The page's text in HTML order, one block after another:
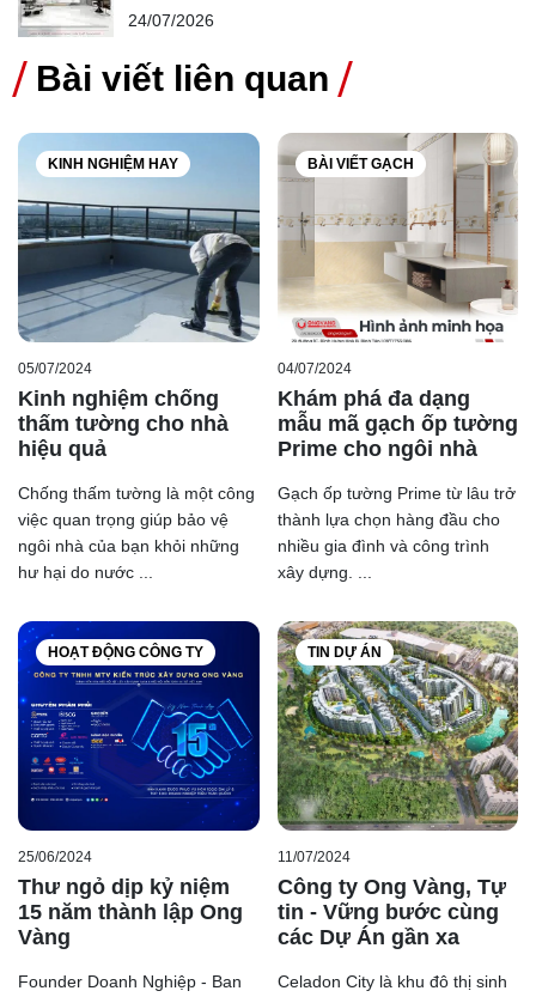
ngay Hotline Ong Vàng 0971 753 086 để được giải đáp
24/07/2026
Bài viết liên quan
KINH NGHIỆM HAY
05/07/2024
Kinh nghiệm chống
thấm tường cho nhà
hiệu quả
Chống thấm tường là một công
việc quan trọng giúp bảo vệ
ngôi nhà của bạn khỏi những
hư hại do nước ...
BÀI VIẾT GẠCH
04/07/2024
Khám phá đa dạng
mẫu mã gạch ốp tường
Prime cho ngôi nhà
Gạch ốp tường Prime từ lâu trở
thành lựa chọn hàng đầu cho
nhiều gia đình và công trình
xây dựng. ...
HOẠT ĐỘNG CÔNG TY
25/06/2024
Thư ngỏ dịp kỷ niệm
15 năm thành lập Ong
Vàng
Founder Doanh Nghiệp - Ban
TIN DỰ ÁN
11/07/2024
Công ty Ong Vàng, Tự
tin - Vững bước cùng
các Dự Án gần xa
Celadon City là khu đô thị sinh